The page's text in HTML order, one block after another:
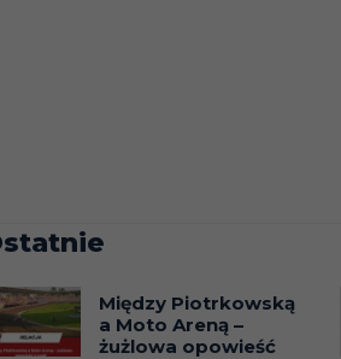
Między Piotrkowską
a Moto Areną –
żużlowa opowieść